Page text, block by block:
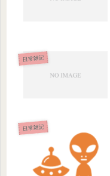
日常雑記
日常雑記